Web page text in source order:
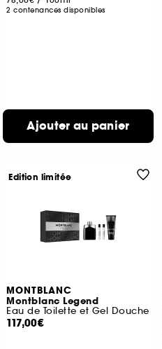
2 contenances disponibles
Ajouter au panier
MONTBLANC
Montblanc Legend
Eau de Toilette et Gel Douche
117,00€
Edition limitée